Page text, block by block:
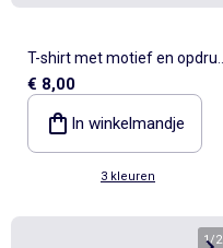
T-shirt met motief en opdruk
en lange mouwen
€ 8,00
In winkelmandje
3 kleuren
1/2